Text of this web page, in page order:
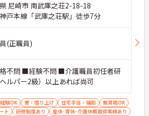
尼崎市 南武庫之荘2-18-18
戸本線「武庫之荘駅」徒歩7分
(正職員)
不問 ■経験不問 ■介護職員初任者研
ルパー2級）以上あれば尚可
験OK 寮・借り上げ 住宅手当・補助
無資格OK
ト 研修制度あり
産休･育休･介護休暇取得実績あり